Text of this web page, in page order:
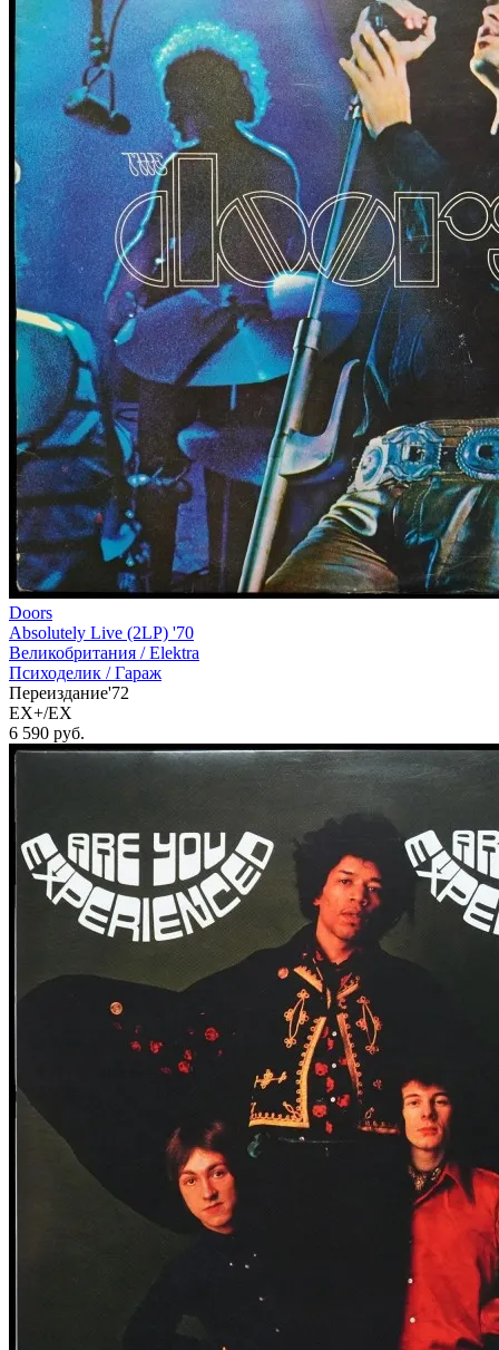
Doors
Absolutely Live (2LP) '70
Великобритания /Elektra
Психоделик / Гараж
Переиздание'72
EX+/EX
6 590 руб.